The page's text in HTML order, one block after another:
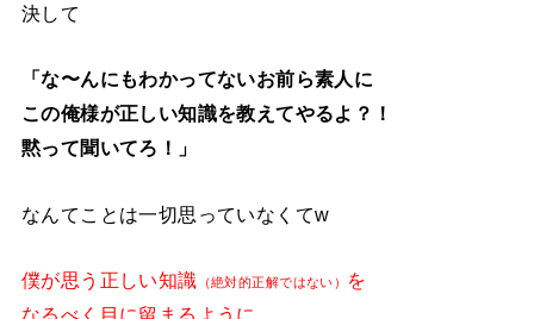
決して
「な〜んにもわかってないお前ら素人に
この俺様が正しい知識を教えてやるよ？！
黙って聞いてろ！」
なんてことは一切思っていなくてw
僕が思う正しい知識 （絶対的正解ではない）
を
なるべく目に留まるように